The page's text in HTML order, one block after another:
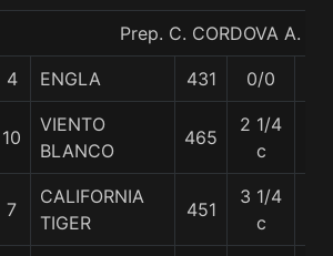
Prep. C. CORDOVA A.
4 ENGLA 431 0/0
10
VIENTO
BLANCO
465
2 1/4
c
7
CALIFORNIA
TIGER
451
3 1/4
c